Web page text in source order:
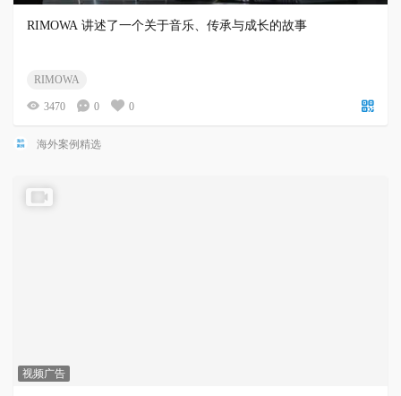
RIMOWA 讲述了一个关于音乐、传承与成长的故事
RIMOWA
3470 0 0
海外案例精选
视频广告